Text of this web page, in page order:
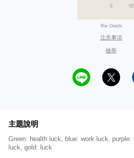
Rie Onishi
注意事項
檢舉
主題說明
Green: health luck, blue: work luck,
luck, gold: luck